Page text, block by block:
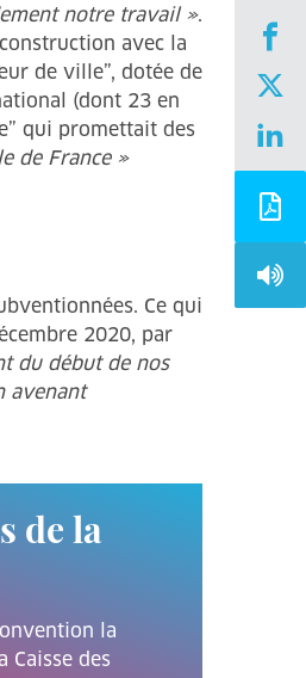
notre travail ».
avec la
de ville”, dotée de
(dont 23 en
qui promettait des
de France »
Ce qui
2020, par
du début de nos
avenant
de la
la
Caisse des